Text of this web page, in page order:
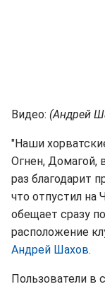
Видео: (Андрей
"Наши
Огнен, Домагой,
раз благодарит
что отпустил на
обещает сразу
расположение
Андрей Шахов.
Пользователи в